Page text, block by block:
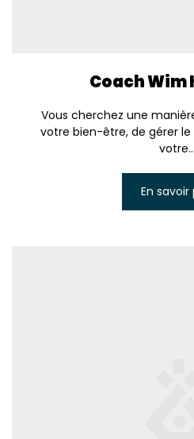
Coach Wim
Vous cherchez une
votre bien-être, de gérer
votre...
En savoir